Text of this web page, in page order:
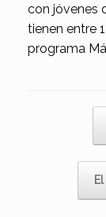
con jóvenes
tienen entre
programa